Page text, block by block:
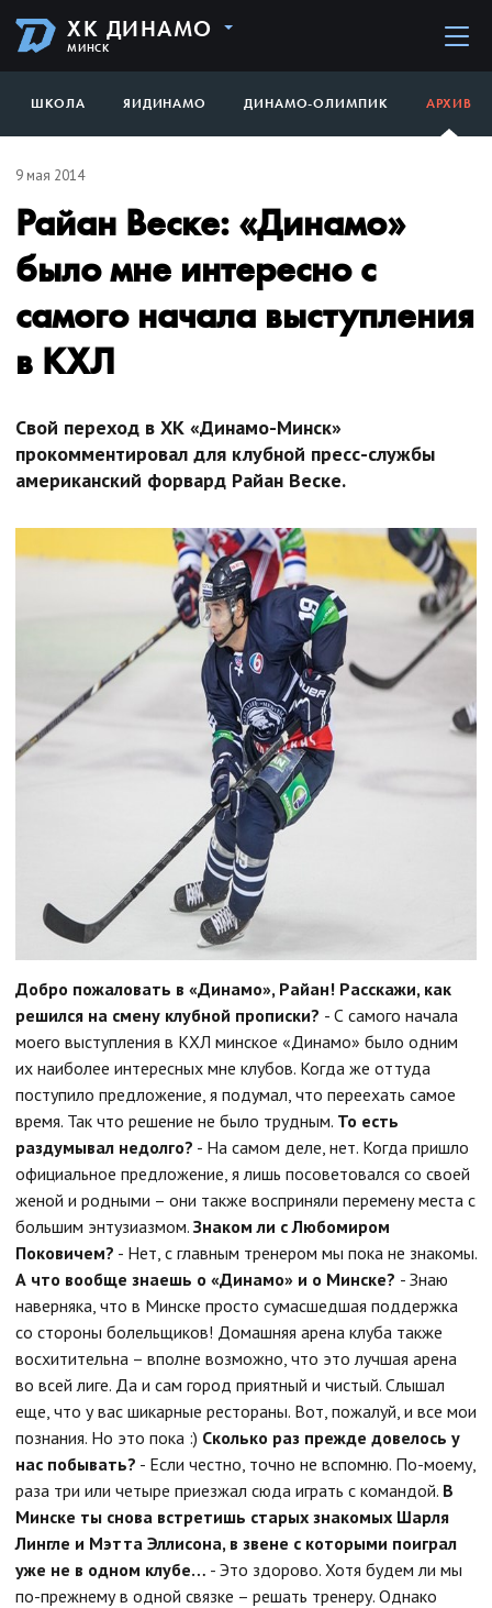
ХК ДИНАМО
МИНСК
ШКОЛА ЯИДИНАМО ДИНАМО-ОЛИМПИК АРХИВ
9 мая 2014
Райан Веске: «Динамо»
было мне интересно с
самого начала выступления
в КХЛ
Свой переход в ХК «Динамо-Минск»
прокомментировал для клубной пресс-службы
американский форвард Райан Веске.
Добро пожаловать в «Динамо», Райан! Расскажи, как
решился на смену клубной прописки? - С самого начала
моего выступления в КХЛ минское «Динамо» было одним
их наиболее интересных мне клубов. Когда же оттуда
поступило предложение, я подумал, что переехать самое
время. Так что решение не было трудным. То есть
раздумывал недолго? - На самом деле, нет. Когда пришло
официальное предложение, я лишь посоветовался со своей
женой и родными – они также восприняли перемену места с
большим энтузиазмом. Знаком ли с Любомиром
Поковичем? - Нет, с главным тренером мы пока не знакомы.
А что вообще знаешь о «Динамо» и о Минске? - Знаю
наверняка, что в Минске просто сумасшедшая поддержка
со стороны болельщиков! Домашняя арена клуба также
восхитительна – вполне возможно, что это лучшая арена
во всей лиге. Да и сам город приятный и чистый. Слышал
еще, что у вас шикарные рестораны. Вот, пожалуй, и все мои
познания. Но это пока :) Сколько раз прежде довелось у
нас побывать? - Если честно, точно не вспомню. По-моему,
раза три или четыре приезжал сюда играть с командой. В
Минске ты снова встретишь старых знакомых Шарля
Лингле и Мэтта Эллисона, в звене с которыми поиграл
уже не в одном клубе… - Это здорово. Хотя будем ли мы
по-прежнему в одной связке – решать тренеру. Однако